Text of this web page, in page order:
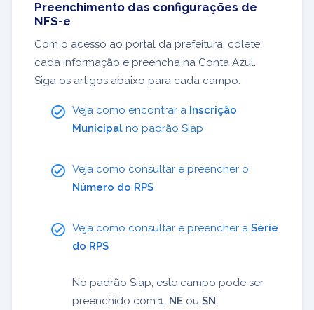
Preenchimento das configurações de
NFS-e
Com o acesso ao portal da prefeitura, colete
cada informação e preencha na Conta Azul.
Siga os artigos abaixo para cada campo:
Veja como encontrar a Inscrição
Municipal no padrão Siap
Veja como consultar e preencher o
Número do RPS
Veja como consultar e preencher a Série
do RPS
No padrão Siap, este campo pode ser
preenchido com 1 NE ou SN